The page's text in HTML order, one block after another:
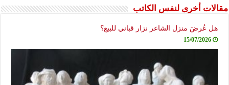
مقالات أخرى لنفس الكاتب
هل عُرضَ منزل الشاعر نزار قباني للبيع؟
15/07/2026